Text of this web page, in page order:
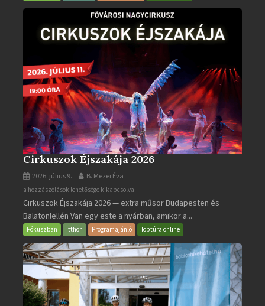
Cirkuszok Éjszakája 2026
2026. július 9. B. Mezei Éva
Cirkuszok
Éjszakája
2026
bejegyzéshez
a hozzászólások lehetősége kikapcsolva
Cirkuszok Éjszakája 2026 — extra műsor Budapesten és
Balatonlellén Van egy este a nyárban, amikor a...
Fókuszban Itthon Programajánló Toptúra online